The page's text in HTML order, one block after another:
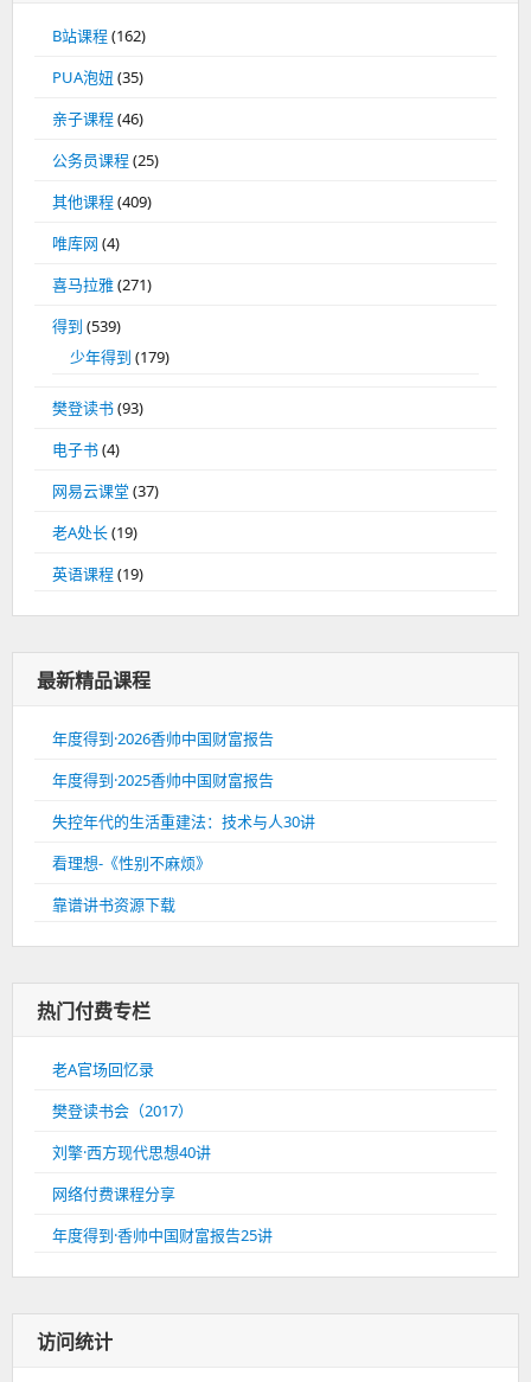
B站课程(162)
PUA泡妞 (35)
亲子课程(46)
公务员课程(25)
其他课程(409)
唯库网 (4)
喜马拉雅(271)
得到 (539)
少年得到 (179)
樊登读书(93)
电子书(4)
网易云课堂 (37)
老A处长(19)
英语课程(19)
最新精品课程
年度得到·2026香帅中国财富报告
年度得到·2025香帅中国财富报告
失控年代的生活重建法：技术与人30讲
看理想-《性别不麻烦》
靠谱讲书资源下载
热门付费专栏
老A官场回忆录
樊登读书会（2017）
刘擎·西方现代思想40讲
网络付费课程分享
年度得到·香帅中国财富报告25讲
访问统计